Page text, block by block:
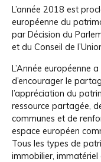
L’année 2018 est
européenne du
par Décision du
et du Conseil de
L’Année européenne
d’encourager le
l’appréciation du
ressource partagée,
communes et de
espace européen
Tous les types de
immobilier, immatériel